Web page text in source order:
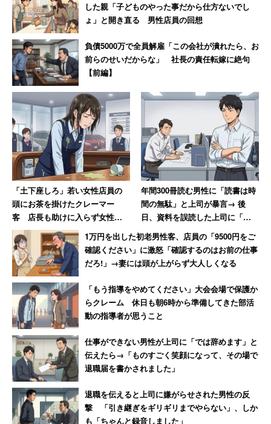
した親「子どものやった事だから仕方ないでし
ょ」と開き直る 男性店員の回想
負債5000万で全員解雇「この会社が潰れたら、お
前らのせいだからな」 社長の責任転嫁に絶句
【前編】
「土下座しろ」若い女性店員の
頭にお茶を掛けたクレーマー
客 店長も助けに入らず女性は
「もうこんな会社辞めてやる」
年間300冊読む男性に「読書は時
間の無駄」と上司が暴言→ 後
日、資料を誤読した上司に「時
間の無駄ですもんね！」と皮肉
を放つ
1万円を出した初老男性客、店員の「9500円をご
確認ください」に激怒「確認するのはお前の仕事
だろ!」→妻には頭が上がらず大人しくなる
「もう指導をやめてください」大会会場で保護か
らクレーム 休日も朝6時から準備してきた部活
動の指導者が思うこと
仕事ができない男性が上司に「では辞めます」と
伝えたら→「ものすごく笑顔になって、その場で
退職届を書かされました」
退職を伝えると上司に嫌がらせされた男性の反
撃 「引き継ぎをギリギリまでやらない」、しか
も「ちゃんと録音しました」